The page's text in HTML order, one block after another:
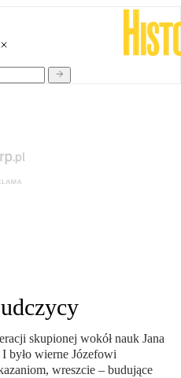
skupionej wokół nauk Jana
było wierne Józefowi
wreszcie – budujące